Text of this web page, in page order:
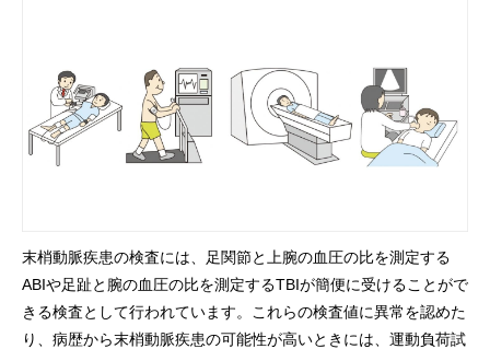
末梢動脈疾患の検査には、足関節と上腕の血圧の比を測定する
ABIや足趾と腕の血圧の比を測定するTBIが簡便に受けることがで
きる検査として行われています。これらの検査値に異常を認めた
り、病歴から末梢動脈疾患の可能性が高いときには、運動負荷試